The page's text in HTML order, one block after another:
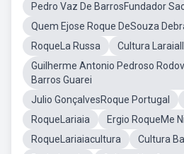
Pedro Vaz De BarrosFundador
Quem Ejose Roque DeSouza
RoqueLa Russa
Cultura
Guilherme Antonio Pedroso
Barros Guarei
Julio GonçalvesRoque Portugal
RoqueLariaia
Ergio RoqueMe
RoqueLariaiacultura
Cultura